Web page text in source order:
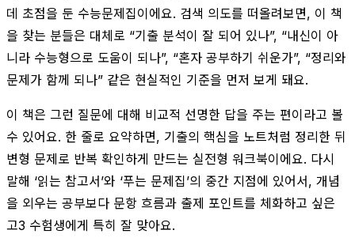
데 초점을 둔 수능문제집이에요. 검색 의도를 떠올려보면, 이 책
을 찾는 분들은 대체로 “기출 분석이 잘 되어 있나”, “내신이 아
니라 수능형으로 도움이 되나”, “혼자 공부하기 쉬운가”, “정리와
문제가 함께 되나” 같은 현실적인 기준을 먼저 보게 돼요.
이 책은 그런 질문에 대해 비교적 선명한 답을 주는 편이라고 볼
수 있어요. 한 줄로 요약하면, 기출의 핵심을 노트처럼 정리한 뒤
변형 문제로 반복 확인하게 만드는 실전형 워크북이에요. 다시
말해 ‘읽는 참고서’와 ‘푸는 문제집’의 중간 지점에 있어서, 개념
을 외우는 공부보다 문항 흐름과 출제 포인트를 체화하고 싶은
고3 수험생에게 특히 잘 맞아요.